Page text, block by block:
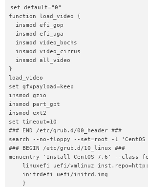
@guest-desktop-agents
@hardware-monitoring
@input-methods
@internet-browser
@multimedia
@print-client
@x11
chrony
kexec-tools
%end
%addon com_redhat_kdump --enable --
%end
%anaconda
pwpolicy root --minlen=6 --
pwpolicy user --minlen=6 --minquality=1
pwpolicy luks --minlen=6 --
%end
#config yum
%post
wget http://192.168.70.1/script/script.sh
cp script.sh /tmp/
set default="0"
function load_video {
  insmod efi_gop
  insmod efi_uga
  insmod video_bochs
  insmod video_cirrus
  insmod all_video
}
load_video
set gfxpayload=keep
insmod gzio
insmod part_gpt
insmod ext2
set timeout=10
### END /etc/grub.d/00_header ###
search --no-floppy --set=root -l 'CentOS
### BEGIN /etc/grub.d/10_linux ###
menuentry 'Install CentOS 7.6' --class
linuxefi uefi/vmlinuz
    initrdefi uefi/initrd.img
    }